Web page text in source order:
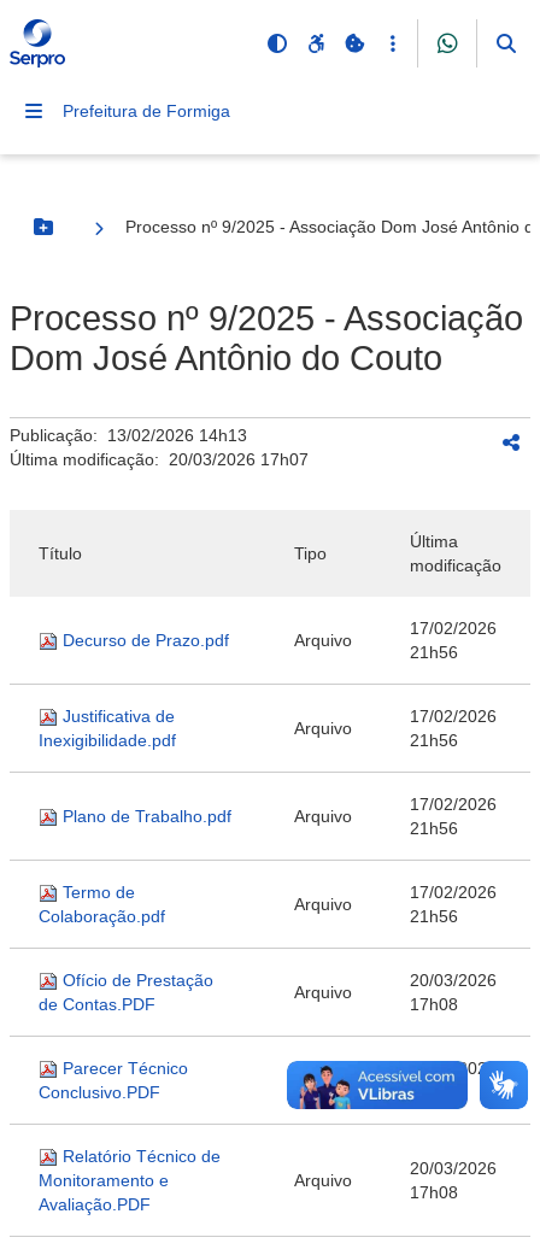
Prefeitura de Formiga
Botão Menu
Processo nº 9/2025 - Associação Dom José Antônio
Processo nº 9/2025 - Associação
Dom José Antônio do Couto
Publicação: 13/02/2026 14h13
Última modificação: 20/03/2026 17h07
Título Tipo
Última
modificação
Decurso de Prazo.pdf Arquivo
17/02/2026
21h56
Justificativa de
Inexigibilidade.pdf
Arquivo
17/02/2026
21h56
Plano de Trabalho.pdf Arquivo
17/02/2026
21h56
Termo de
Colaboração.pdf
Arquivo
17/02/2026
21h56
Ofício de Prestação
de Contas.PDF
Arquivo
20/03/2026
17h08
Parecer Técnico
Conclusivo.PDF
Arquivo
20/03/2026
17h08
Relatório Técnico de
Monitoramento e
Avaliação.PDF
Arquivo
20/03/2026
17h08